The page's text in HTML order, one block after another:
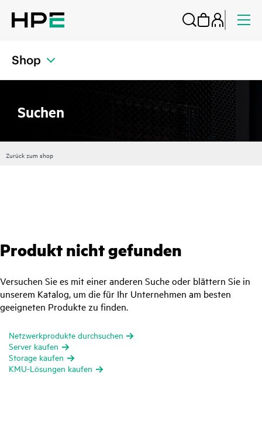
Shop
Suchen
Zurück zum shop
Produkt nicht gefunden
Versuchen Sie es mit einer anderen Suche oder blättern Sie in
unserem Katalog, um die für Ihr Unternehmen am besten
geeigneten Produkte zu finden.
Netzwerkprodukte durchsuchen
Server kaufen
Storage kaufen
KMU-Lösungen kaufen